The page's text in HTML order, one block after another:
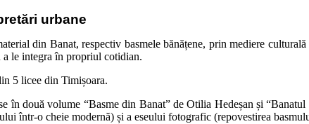
urbane
din Banat, respectiv basmele bănățene, prin mediere
a le integra în propriul cotidian.
5 licee din Timișoara.
în două volume “Basme din Banat” de Otilia Hedeșan și “Banatul
într-o cheie modernă) și a eseului fotografic (repovestirea